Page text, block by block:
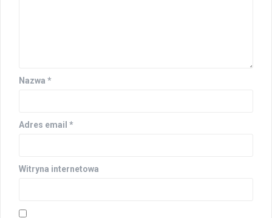
Nazwa *
Adres email *
Witryna internetowa